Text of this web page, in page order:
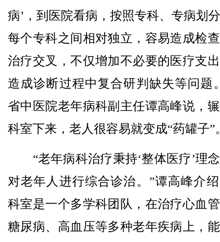
病’，到医院看病，按照专科、专病划
每个专科之间相对独立，容易造成检
治疗交叉，不仅增加不必要的医疗支
造成诊断过程中复合研判缺失等问题
省中医院老年病科副主任谭高峰说，
科室下来，老人很容易就变成“药罐子”
“老年病科治疗秉持‘整体医疗’理
对老年人进行综合诊治。”谭高峰介
科室是一个多学科团队，在治疗心血
糖尿病、高血压等多种老年疾病上，